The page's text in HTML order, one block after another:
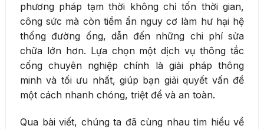
phương pháp tạm thời không chỉ tốn thời gian,
công sức mà còn tiềm ẩn nguy cơ làm hư hại hệ
thống đường ống, dẫn đến những chi phí sửa
chữa lớn hơn. Lựa chọn một dịch vụ thông tắc
cống chuyên nghiệp chính là giải pháp thông
minh và tối ưu nhất, giúp bạn giải quyết vấn đề
một cách nhanh chóng, triệt để và an toàn.
Qua bài viết, chúng ta đã cùng nhau tìm hiểu về